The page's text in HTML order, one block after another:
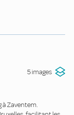
5 images
à Zaventem.